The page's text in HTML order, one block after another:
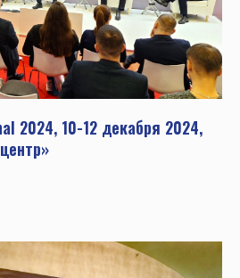
2024, 10-12 декабря 2024,